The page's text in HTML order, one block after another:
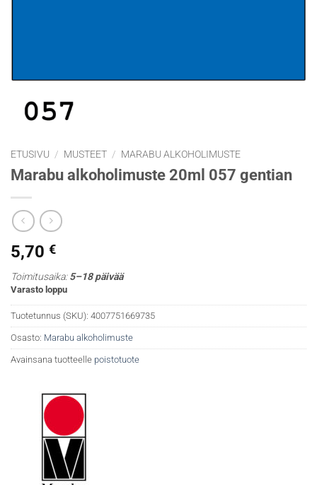
ETUSIVU / MUSTEET / MARABU ALKOHOLIMUSTE
Marabu alkoholimuste 20ml 057 gentian
5,70 €
Toimitusaika:5–18 päivää
Varasto loppu
Tuotetunnus (SKU): 4007751669735
Osasto: Marabu alkoholimuste
Avainsana tuotteelle poistotuote